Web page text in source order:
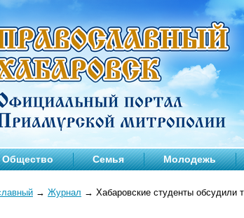
Общество Семья Молодежь
→ Журнал → Хабаровские студенты обсудили